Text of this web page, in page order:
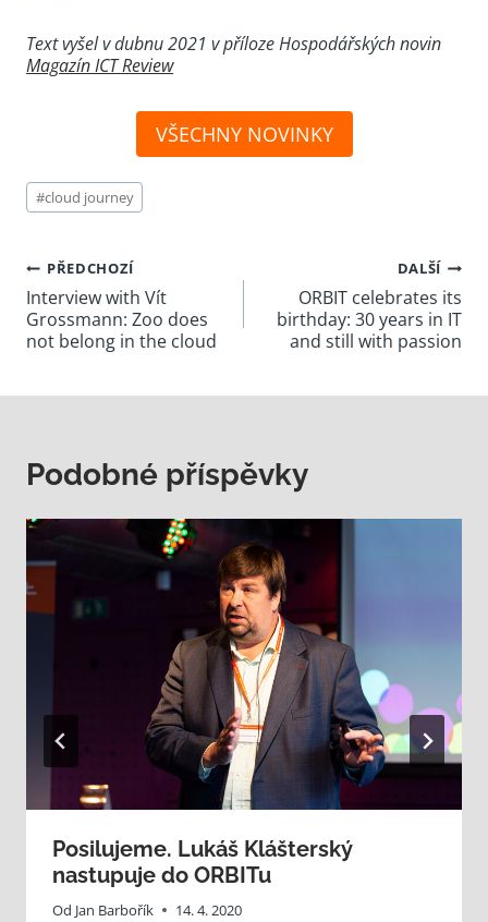
Text vyšel v dubnu 2021 v příloze Hospodářských novin
Magazín ICT Review
VŠECHNY NOVINKY
Štítky
příspěvků:
#cloud journey
Navigace
pro
příspěvek
PŘEDCHOZÍ
Interview with Vít
Grossmann: Zoo does
not belong in the cloud
DALŠÍ
ORBIT celebrates its
birthday: 30 years in IT
and still with passion
Podobné příspěvky
Posilujeme. Lukáš Klášterský
nastupuje do ORBITu
Od Jan Barbořík 14. 4. 2020